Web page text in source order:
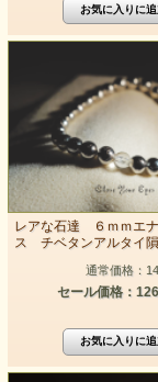
レアな石達 ６ｍｍエ
ス チベタンアルタイ
通常価格：
セール価格：